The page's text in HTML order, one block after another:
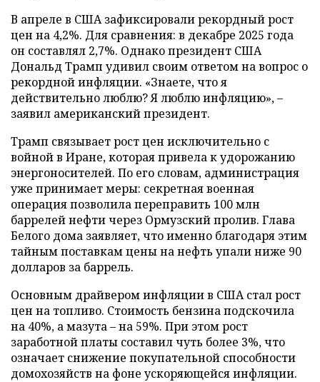
В апреле в США зафиксировали рекордный рост
цен на 4,2%. Для сравнения: в декабре 2025 года
он составлял 2,7%. Однако президент США
Дональд Трамп удивил своим ответом на вопрос о
рекордной инфляции. «Знаете, что я
действительно люблю? Я люблю инфляцию», –
заявил американский президент.
Трамп связывает рост цен исключительно с
войной в Иране, которая привела к удорожанию
энергоносителей. По его словам, администрация
уже принимает меры: секретная военная
операция позволила переправить 100 млн
баррелей нефти через Ормузский пролив. Глава
Белого дома заявляет, что именно благодаря этим
тайным поставкам цены на нефть упали ниже 90
долларов за баррель.
Основным драйвером инфляции в США стал рост
цен на топливо. Стоимость бензина подскочила
на 40%, а мазута – на 59%. При этом рост
заработной платы составил чуть более 3%, что
означает снижение покупательной способности
домохозяйств на фоне ускоряющейся инфляции.